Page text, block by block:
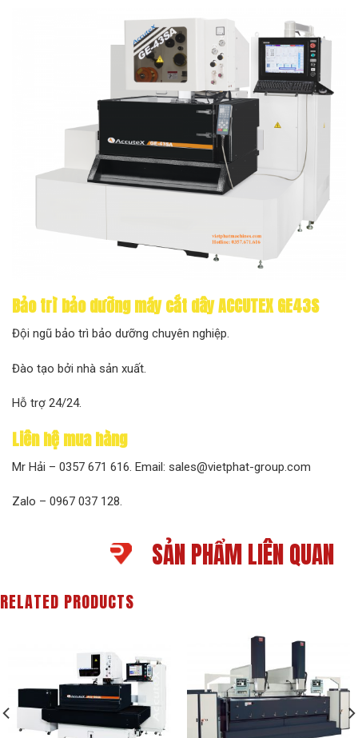
Bảo trì bảo dưỡng máy cắt dây ACCUTEX GE43S
Đội ngũ bảo trì bảo dưỡng chuyên nghiệp.
Đào tạo bởi nhà sản xuất.
Hỗ trợ 24/24.
Liên hệ mua hàng
Mr Hải – 0357 671 616. Email: sales@vietphat-group.com
Zalo – 0967 037 128.
SẢN PHẨM LIÊN QUAN
RELATED PRODUCTS